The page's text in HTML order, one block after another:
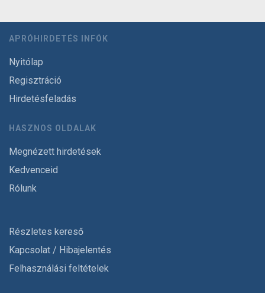
APRÓHIRDETÉS INFÓK
Nyitólap
Regisztráció
Hirdetésfeladás
HASZNOS OLDALAK
Megnézett hirdetések
Kedvenceid
Rólunk
Részletes kereső
Kapcsolat / Hibajelentés
Felhasználási feltételek